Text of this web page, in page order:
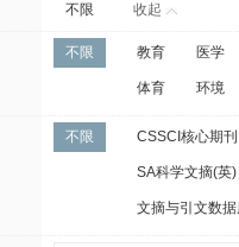
不限 收起
不限 教育 医学
体育 环境
不限 CSSCI核心期刊
SA科学文摘(英)
文摘与引文数